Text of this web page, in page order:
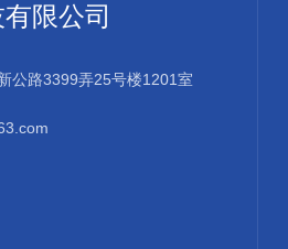
限公司
公路3399弄25号楼1201室